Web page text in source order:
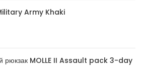
Army Khaki
рюкзак MOLLE II Assault pack 3-day